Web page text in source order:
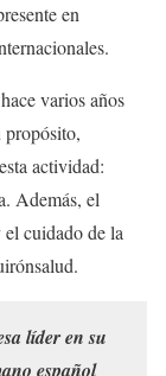
en
varios años
propósito,
actividad:
Además, el
cuidado de la
líder en su
español